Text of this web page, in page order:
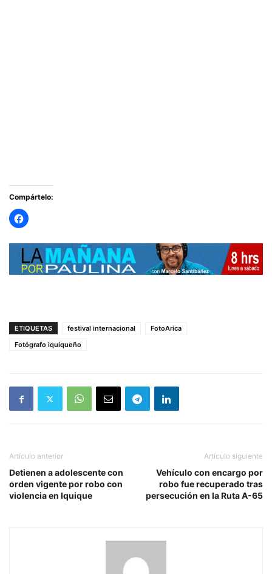
Compártelo:
ETIQUETAS festival internacional
FotoArica
Fotógrafo iquiqueño
Artículo anterior
Detienen a adolescente con
orden vigente por robo con
violencia en Iquique
Artículo siguiente
Vehículo con encargo por
robo fue recuperado tras
persecución en la Ruta A-65